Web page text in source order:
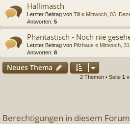
Hallimasch
Letzter Beitrag von Till « Mittwoch, 03.
Antworten: 5
Phantastisch - Noch nie
Letzter Beitrag von Pilzhaus « Mittwoch,
Antworten: 8
Neues Thema
2 Themen • Seite 1
Berechtigungen in diesem Forum